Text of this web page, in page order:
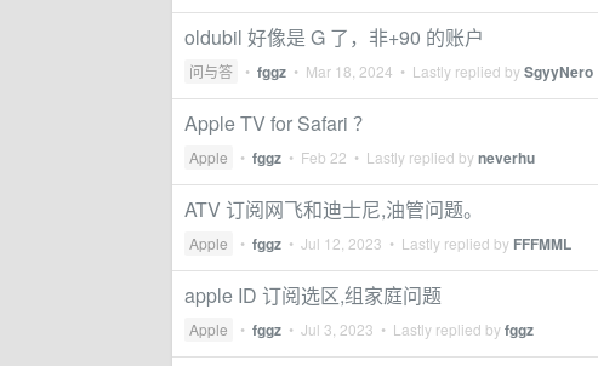
oldubil 好像是 G 了，非+90 的账户
问与答 • fggz • Mar 18, 2024 • Lastly replied bySgyyNero
Apple TV for Safari ？
Apple • fggz • Feb 22 • Lastly replied byneverhu
ATV 订阅网飞和迪士尼,油管问题。
Apple • fggz • Jul 12, 2023 • Lastly replied by FFFMML
apple ID 订阅选区,组家庭问题
Apple • fggz • Jul 3, 2023 • Lastly replied byfggz